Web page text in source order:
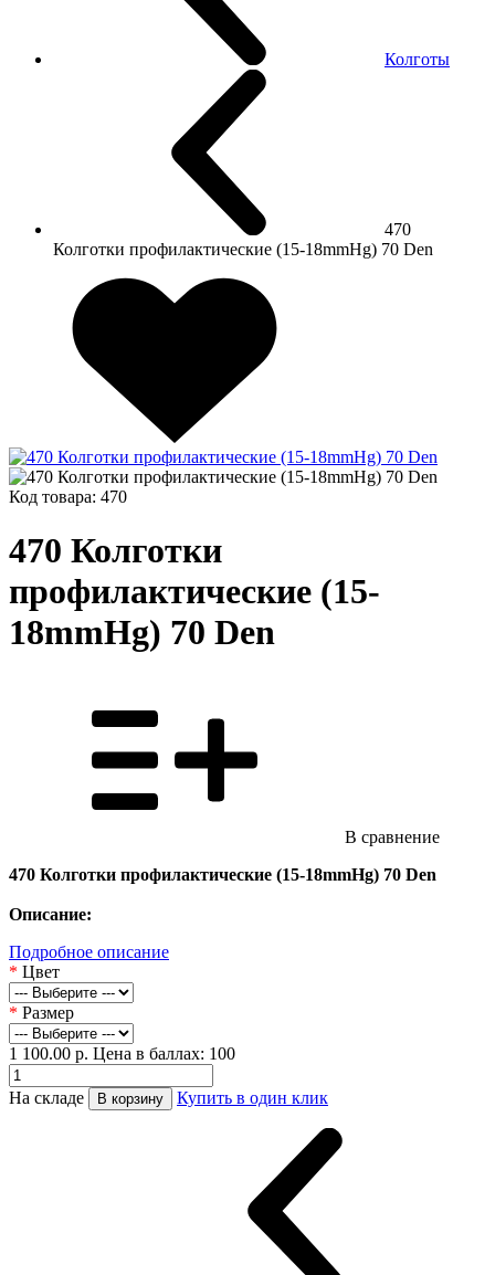
Колготы
470
Колготки профилактические (15-18mmHg) 70 Den
Код товара: 470
470 Колготки
профилактические (15-
18mmHg) 70 Den
В сравнение
470 Колготки профилактические (15-18mmHg) 70 Den
Описание:
Подробное описание
* Цвет
* Размер
1 100.00 р. Цена в баллах: 100
На складе В корзину Купить в один клик